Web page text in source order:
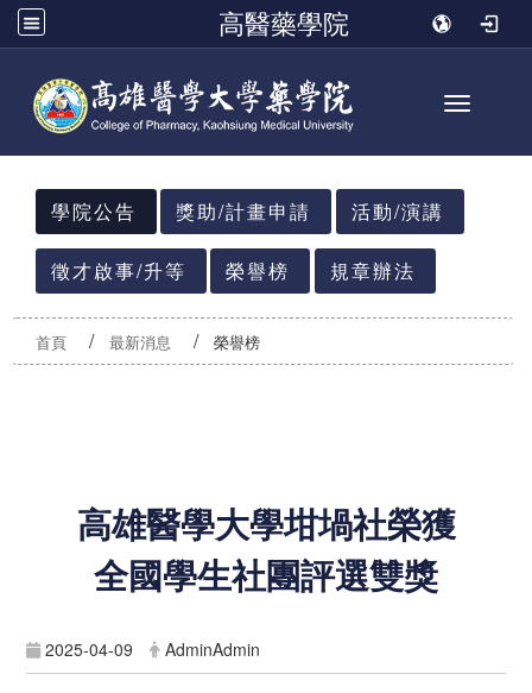
高醫藥學院
Toggle
:::
學院公告
獎助/計畫申請 活動/演講
徵才啟事/升等 榮譽榜 規章辦法
首頁 最新消息 榮譽榜
高雄醫學大學坩堝社榮獲
全國學生社團評選雙獎
2025-04-09 AdminAdmin